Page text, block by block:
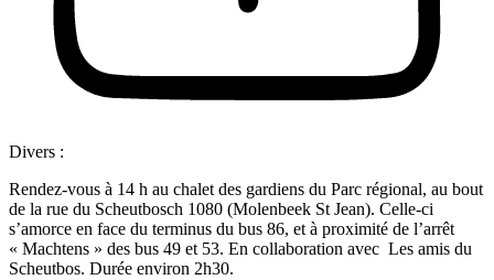
Divers :
Rendez-vous à 14 h au chalet des gardiens du Parc régional, au bout
de la rue du Scheutbosch 1080 (Molenbeek St Jean). Celle-ci
s’amorce en face du terminus du bus 86, et à proximité de l’arrêt
« Machtens » des bus 49 et 53. En collaboration avec Les amis du
Scheutbos. Durée environ 2h30.